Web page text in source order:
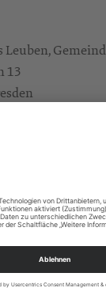
Leuben,
13
13
ost@evlks.de